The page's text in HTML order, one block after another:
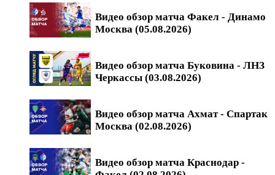
Видео обзор матча Факел - Динамо
Москва (05.08.2026)
Видео обзор матча Буковина - ЛНЗ
Черкассы (03.08.2026)
Видео обзор матча Ахмат - Спартак
Москва (02.08.2026)
Видео обзор матча Краснодар -